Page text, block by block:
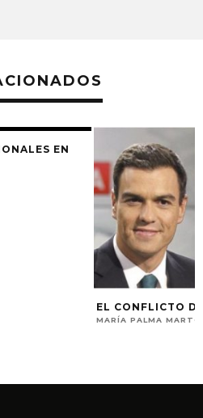
EN
EL CONFLICTO
MARÍA PALMA